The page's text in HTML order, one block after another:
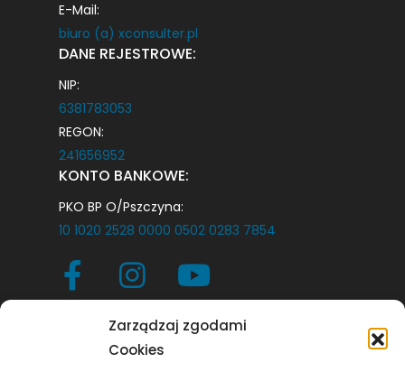
Zarządzaj zgodami
Cookies
E-Mail:
biuro (a) xconsulter.pl
DANE REJESTROWE:
NIP:
6381783053
REGON:
241656952
KONTO BANKOWE:
PKO BP O/Pszczyna:
10 1020 2528 0000 0502 0283 7854
SZYBKI DOSTĘP: